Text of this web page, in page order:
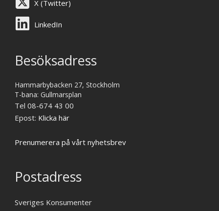
X (Twitter)
LinkedIn
Besöksadress
Hammarbybacken 27, Stockholm
T-bana: Gullmarsplan
Tel 08-674 43 00
Epost: Klicka här
Prenumerera på vårt nyhetsbrev
Postadress
Sveriges Konsumenter